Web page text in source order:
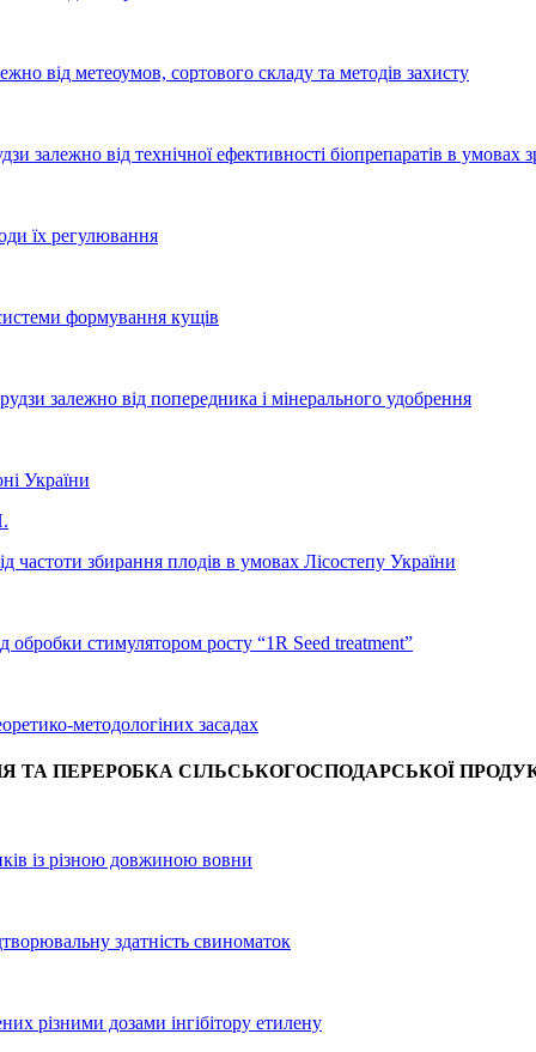
від метеоумов, сортового складу та методів захисту
залежно від технічної ефективності біопрепаратів в умовах
їх регулювання
формування кущів
залежно від попередника і мінерального удобрення
України
частоти збирання плодів в умовах Лісостепу України
обробки стимулятором росту “1R Seed treatment”
методологіних засадах
ПЕРЕРОБКА СІЛЬСЬКОГОСПОДАРСЬКОЇ
із різною довжиною вовни
здатність свиноматок
різними дозами інгібітору етилену